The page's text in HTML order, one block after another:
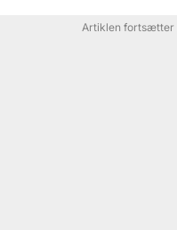
Artiklen fortsætter